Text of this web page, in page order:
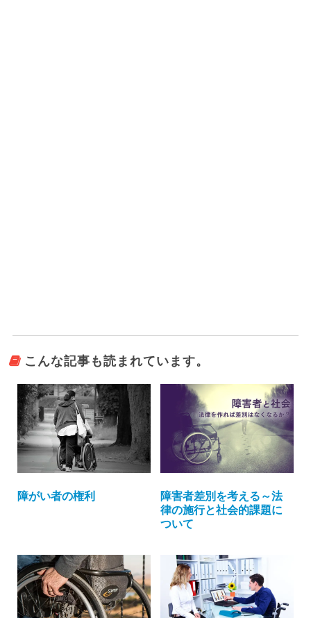
こんな記事も読まれています。
障がい者の権利
障害者差別を考える～法
律の施行と社会的課題に
ついて